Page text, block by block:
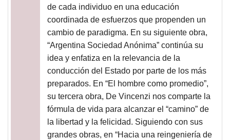
de cada individuo en una educación
coordinada de esfuerzos que propenden un
cambio de paradigma. En su siguiente obra,
“Argentina Sociedad Anónima” continúa su
idea y enfatiza en la relevancia de la
conducción del Estado por parte de los más
preparados. En “El hombre como promedio”,
su tercera obra, De Vincenzi nos comparte la
fórmula de vida para alcanzar el “camino” de
la libertad y la felicidad. Siguiendo con sus
grandes obras, en “Hacia una reingeniería de